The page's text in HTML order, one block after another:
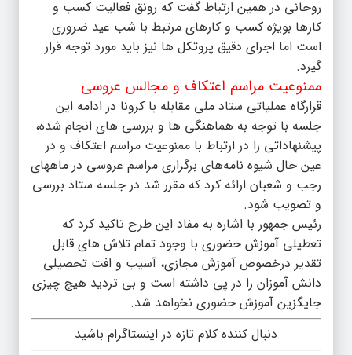
روحانی در همین ارتباط گفت که رونق فعالیت کسب و
کارها بویژه کسب و کارهای مرتبط با شب عید ضروری
است اما اجرای دقیق پروتکل ها نیز باید مورد توجه قرار
گیرد.
ممنوعیت مراسم اعتکاف و مجالس عروسی
قرارگاه عملیاتی ستاد ملی مقابله با کرونا در ادامه این
جلسه با توجه به هماهنگی ها و بررسی های انجام شده،
پیشنهاداتی را در ارتباط با ممنوعیت مراسم اعتکاف و در
عین حال شیوه نامه‌های برگزاری مراسم عروسی در ماههای
رجب و شعبان ارائه کرد که مقرر شد در جلسه ستاد بررسی
و تصویب شود.
رئیس جمهور با اشاره به مفاد این طرح تاکید کرد که
تعطیلی آموزش حضوری با وجود تمام تلاش های قابل
تقدیر درخصوص آموزش مجازی، آسیب و افت تحصیلی
دانش آموزان را در پی داشته است و بی تردید هیچ چیزی
جایگزین آموزش حضوری نخواهد شد.
دنبال کننده کلام تازه در اینستاگرام باشید